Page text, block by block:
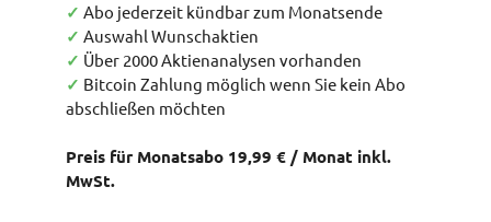
✓ Abo jederzeit kündbar zum Monatsende
✓ Auswahl Wunschaktien
✓ Über 2000 Aktienanalysen vorhanden
✓ Bitcoin Zahlung möglich wenn Sie kein Abo
abschließen möchten
Preis für Monatsabo 19,99 € / Monat inkl.
MwSt.